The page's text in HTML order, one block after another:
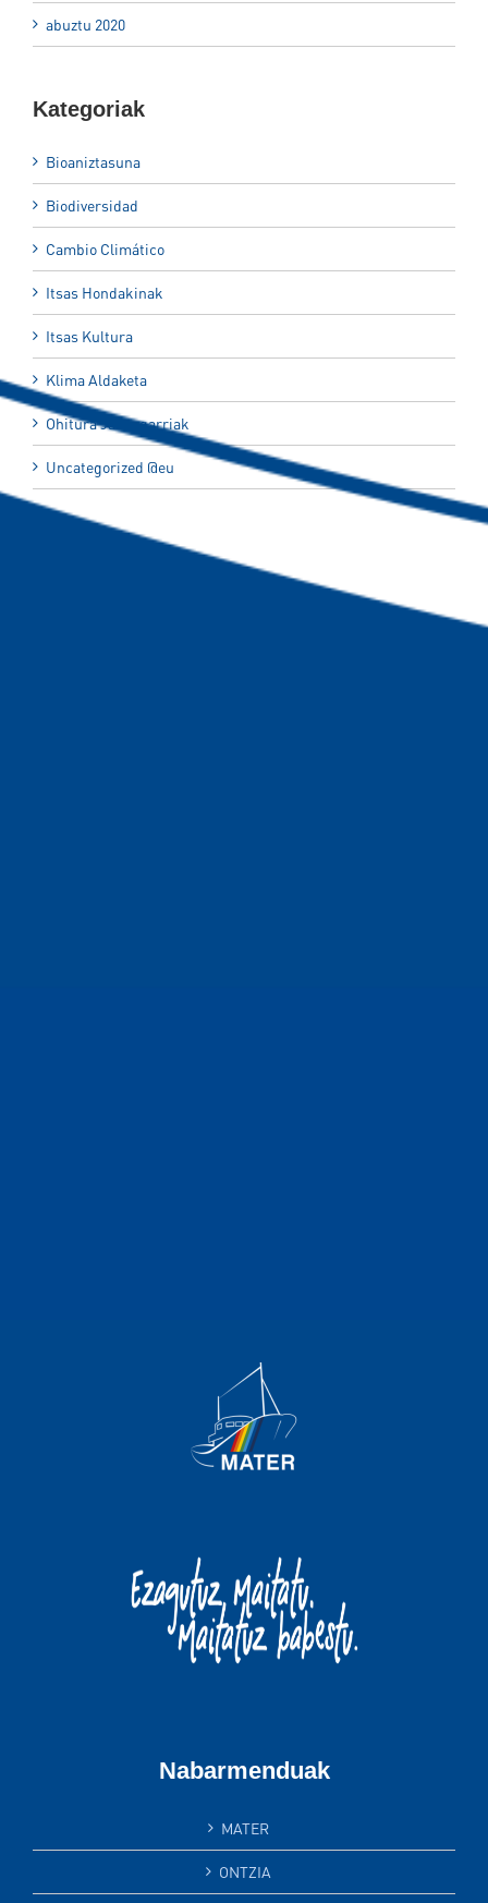
abuztu 2020
Kategoriak
Bioaniztasuna
Biodiversidad
Cambio Climático
Itsas Hondakinak
Itsas Kultura
Klima Aldaketa
Ohitura Jasangarriak
Uncategorized @eu
Nabarmenduak
MATER
ONTZIA